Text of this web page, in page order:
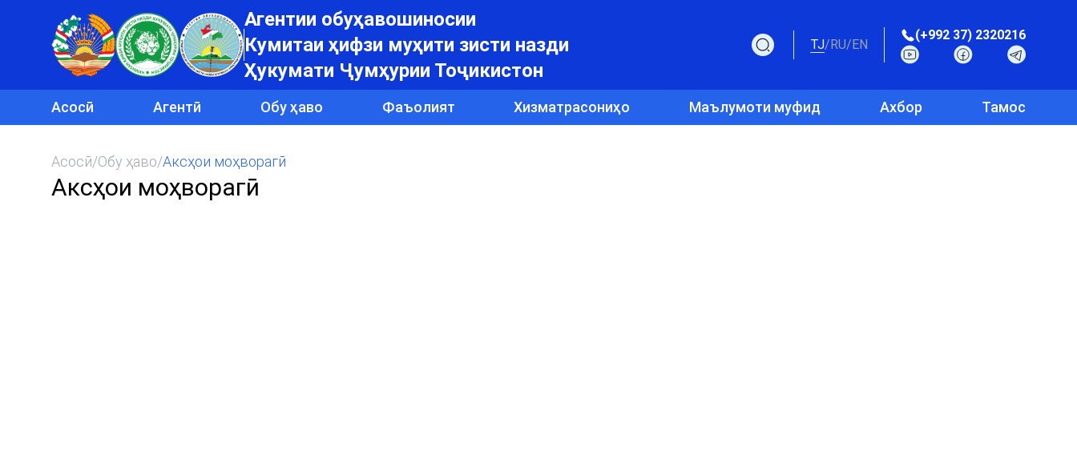
Агентии обуҳавошиносии
Кумитаи ҳифзи муҳити зисти назди
Ҳукумати Ҷумҳурии Тоҷикистон
TJ/RU/EN
(+992 37) 2320216
Асосӣ Агентӣ Обу ҳаво Фаъолият Хизматрасониҳо Маълумоти муфид Ахбор Тамос
Асосӣ/Обу ҳаво/Аксҳои моҳворагӣ
Аксҳои моҳворагӣ